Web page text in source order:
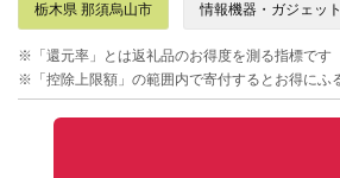
栃木県 那須烏山市 情報機器・ガジェット
※「還元率」とは返礼品のお得度を測る指標です
※「控除上限額」の範囲内で寄付するとお得にふ